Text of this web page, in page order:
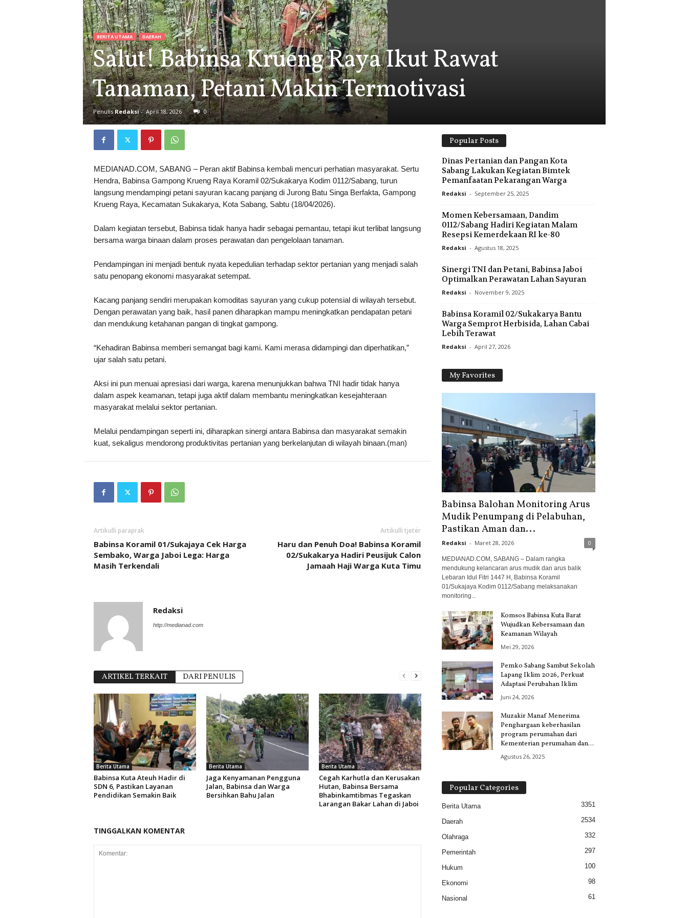
BERITA UTAMA DAERAH
Salut! Babinsa Krueng Raya Ikut Rawat
Tanaman, Petani Makin Termotivasi
Penulis Redaksi- April 18, 2026 0
MEDIANAD.COM, SABANG – Peran aktif Babinsa kembali mencuri perhatian masyarakat. Sertu
Hendra, Babinsa Gampong Krueng Raya Koramil 02/Sukakarya Kodim 0112/Sabang, turun
langsung mendampingi petani sayuran kacang panjang di Jurong Batu Singa Berfakta, Gampong
Krueng Raya, Kecamatan Sukakarya, Kota Sabang, Sabtu (18/04/2026).
Dalam kegiatan tersebut, Babinsa tidak hanya hadir sebagai pemantau, tetapi ikut terlibat langsung
bersama warga binaan dalam proses perawatan dan pengelolaan tanaman.
Pendampingan ini menjadi bentuk nyata kepedulian terhadap sektor pertanian yang menjadi salah
satu penopang ekonomi masyarakat setempat.
Kacang panjang sendiri merupakan komoditas sayuran yang cukup potensial di wilayah tersebut.
Dengan perawatan yang baik, hasil panen diharapkan mampu meningkatkan pendapatan petani
dan mendukung ketahanan pangan di tingkat gampong.
“Kehadiran Babinsa memberi semangat bagi kami. Kami merasa didampingi dan diperhatikan,”
ujar salah satu petani.
Aksi ini pun menuai apresiasi dari warga, karena menunjukkan bahwa TNI hadir tidak hanya
dalam aspek keamanan, tetapi juga aktif dalam membantu meningkatkan kesejahteraan
masyarakat melalui sektor pertanian.
Melalui pendampingan seperti ini, diharapkan sinergi antara Babinsa dan masyarakat semakin
kuat, sekaligus mendorong produktivitas pertanian yang berkelanjutan di wilayah binaan.(man)
Artikulli paraprak
Babinsa Koramil 01/Sukajaya Cek Harga
Sembako, Warga Jaboi Lega: Harga
Masih Terkendali
Artikulli tjetër
Haru dan Penuh Doa! Babinsa Koramil
02/Sukakarya Hadiri Peusijuk Calon
Jamaah Haji Warga Kuta Timu
Redaksi
http://medianad.com
ARTIKEL TERKAIT DARI PENULIS
Berita Utama
Babinsa Kuta Ateuh Hadir di
SDN 6, Pastikan Layanan
Pendidikan Semakin Baik
Berita Utama
Jaga Kenyamanan Pengguna
Jalan, Babinsa dan Warga
Bersihkan Bahu Jalan
Berita Utama
Cegah Karhutla dan Kerusakan
Hutan, Babinsa Bersama
Bhabinkamtibmas Tegaskan
Larangan Bakar Lahan di Jaboi
TINGGALKAN KOMENTAR
Popular Posts
Dinas Pertanian dan Pangan Kota
Sabang Lakukan Kegiatan Bimtek
Pemanfaatan Pekarangan Warga
Redaksi - September 25, 2025
Momen Kebersamaan, Dandim
0112/Sabang Hadiri Kegiatan Malam
Resepsi Kemerdekaan RI ke-80
Redaksi - Agustus 18, 2025
Sinergi TNI dan Petani, Babinsa Jaboi
Optimalkan Perawatan Lahan Sayuran
Redaksi - November 9, 2025
Babinsa Koramil 02/Sukakarya Bantu
Warga Semprot Herbisida, Lahan Cabai
Lebih Terawat
Redaksi - April 27, 2026
My Favorites
Babinsa Balohan Monitoring Arus
Mudik Penumpang di Pelabuhan,
Pastikan Aman dan...
Redaksi - Maret 28, 2026 0
MEDIANAD.COM, SABANG – Dalam rangka
mendukung kelancaran arus mudik dan arus balik
Lebaran Idul Fitri 1447 H, Babinsa Koramil
01/Sukajaya Kodim 0112/Sabang melaksanakan
monitoring...
Komsos Babinsa Kuta Barat
Wujudkan Kebersamaan dan
Keamanan Wilayah
Mei 29, 2026
Pemko Sabang Sambut Sekolah
Lapang Iklim 2026, Perkuat
Adaptasi Perubahan Iklim
Juni 24, 2026
Muzakir Manaf Menerima
Penghargaan keberhasilan
program perumahan dari
Kementerian perumahan dan...
Agustus 26, 2025
Popular Categories
Berita Utama 3351
Daerah 2534
Olahraga 332
Pemerintah 297
Hukum 100
Ekonomi 98
Nasional 61